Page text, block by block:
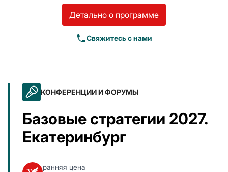
Детально о программе
Свяжитесь с нами
КОНФЕРЕНЦИИ И ФОРУМЫ
Базовые стратегии 2027.
Екатеринбург
ранняя цена